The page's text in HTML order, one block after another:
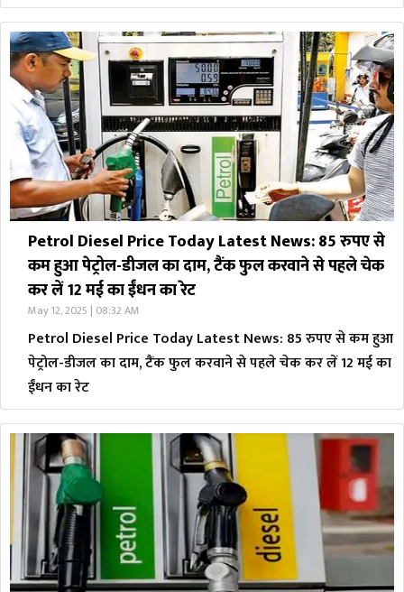
Petrol Diesel Price Today Latest News: 85 रुपए से
कम हुआ पेट्रोल-डीजल का दाम, टैंक फुल करवाने से पहले चेक
कर लें 12 मई का ईंधन का रेट
May 12, 2025 | 08:32 AM
Petrol Diesel Price Today Latest News: 85 रुपए से कम हुआ
पेट्रोल-डीजल का दाम, टैंक फुल करवाने से पहले चेक कर लें 12 मई का
ईंधन का रेट